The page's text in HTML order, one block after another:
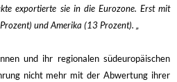
exportierte sie in die Eurozone. Erst mit
und Amerika (13 Prozent). „
und ihr regionalen südeuropäischen
nicht mehr mit der Abwertung ihrer